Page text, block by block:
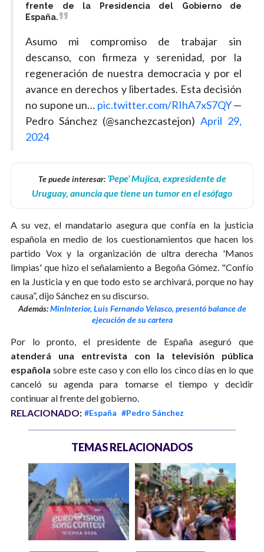
frente de la Presidencia del Gobierno de
España.
Asumo mi compromiso de trabajar sin
descanso, con firmeza y serenidad, por la
regeneración de nuestra democracia y por el
avance en derechos y libertades. Esta decisión
no supone un… pic.twitter.com/RIhA7xS7QY—
Pedro Sánchez (@sanchezcastejon) April 29,
2024
Te puede interesar: ‘Pepe’ Mujica, expresidente de
Uruguay, anuncia que tiene un tumor en el esófago
A su vez, el mandatario asegura que confía en la justicia
española en medio de los cuestionamientos que hacen los
partido Vox y la organización de ultra derecha 'Manos
limpias' que hizo el señalamiento a Begoña Gómez. "Confío
en la Justicia y en que todo esto se archivará, porque no hay
causa”, dijo Sánchez en su discurso.
Además:MinInterior, Luis Fernando Velasco, presentó balance de
ejecución de su cartera
Por lo pronto, el presidente de España aseguró que
atenderá una entrevista con la televisión pública
española sobre este caso y con ello los cinco días en lo que
canceló su agenda para tomarse el tiempo y decidir
continuar al frente del gobierno.
RELACIONADO: #España #Pedro Sánchez
TEMAS RELACIONADOS